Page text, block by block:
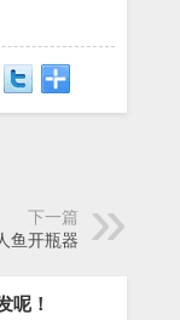
下一篇
鱼开瓶器
呢！